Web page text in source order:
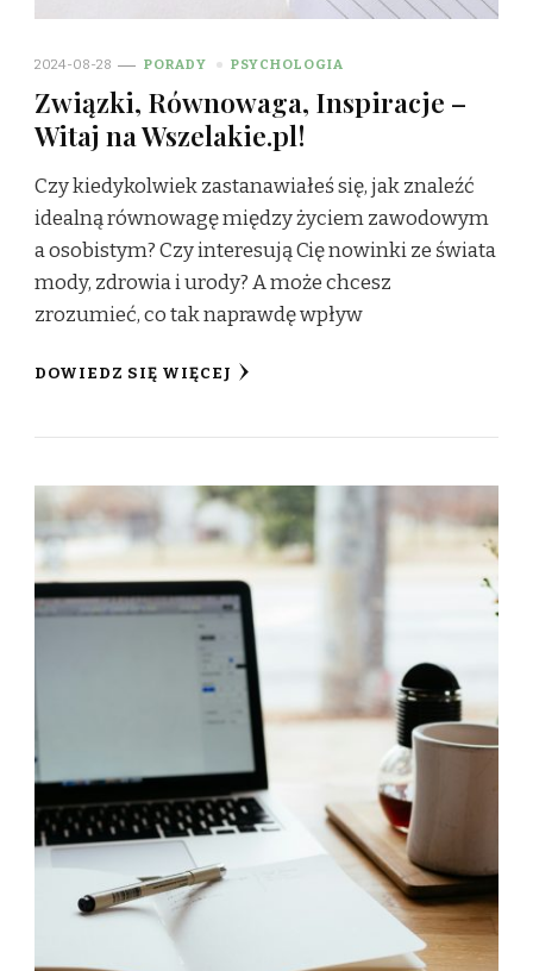
2024-08-28 PORADY PSYCHOLOGIA
Związki, Równowaga, Inspiracje –
Witaj na Wszelakie.pl!
Czy kiedykolwiek zastanawiałeś się, jak znaleźć
idealną równowagę między życiem zawodowym
a osobistym? Czy interesują Cię nowinki ze świata
mody, zdrowia i urody? A może chcesz
zrozumieć, co tak naprawdę wpływ
DOWIEDZ SIĘ WIĘCEJ